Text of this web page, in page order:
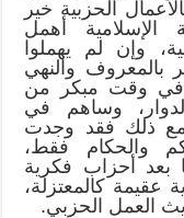
الحزبية خير
الإسلامية أهمل
وإن لم يهملوا
بالمعروف والنهي
في وقت مبكر من
وساهم في
ذلك فقد وجدت
والحكام فقط،
بعد أحزاب فكرية
عقيمة كالمعتزلة،
العمل الحزبي.